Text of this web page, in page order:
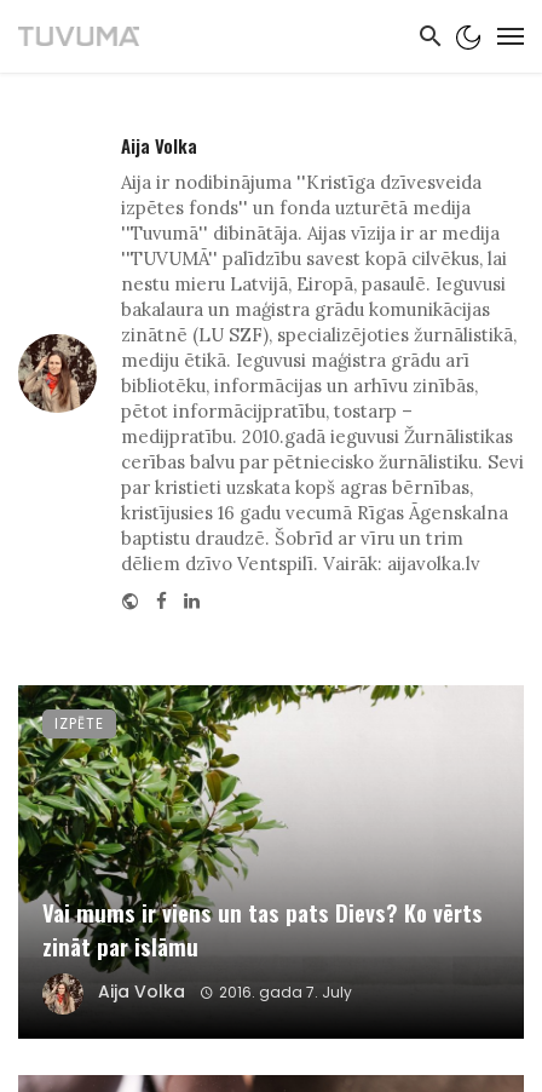
Aija Volka
Aija ir nodibinājuma ''Kristīga dzīvesveida
izpētes fonds'' un fonda uzturētā medija
''Tuvumā'' dibinātāja. Aijas vīzija ir ar medija
''TUVUMĀ'' palīdzību savest kopā cilvēkus, lai
nestu mieru Latvijā, Eiropā, pasaulē. Ieguvusi
bakalaura un maģistra grādu komunikācijas
zinātnē (LU SZF), specializējoties žurnālistikā,
mediju ētikā. Ieguvusi maģistra grādu arī
bibliotēku, informācijas un arhīvu zinībās,
pētot informācijpratību, tostarp –
medijpratību. 2010.gadā ieguvusi Žurnālistikas
cerības balvu par pētniecisko žurnālistiku. Sevi
par kristieti uzskata kopš agras bērnības,
kristījusies 16 gadu vecumā Rīgas Āgenskalna
baptistu draudzē. Šobrīd ar vīru un trim
dēliem dzīvo Ventspilī. Vairāk: aijavolka.lv
Website
Facebook
Linkedin
Vai mums ir viens un tas pats Dievs? Ko vērts
zināt par islāmu
Aija Volka 2016. gada 7. July
IZPĒTE